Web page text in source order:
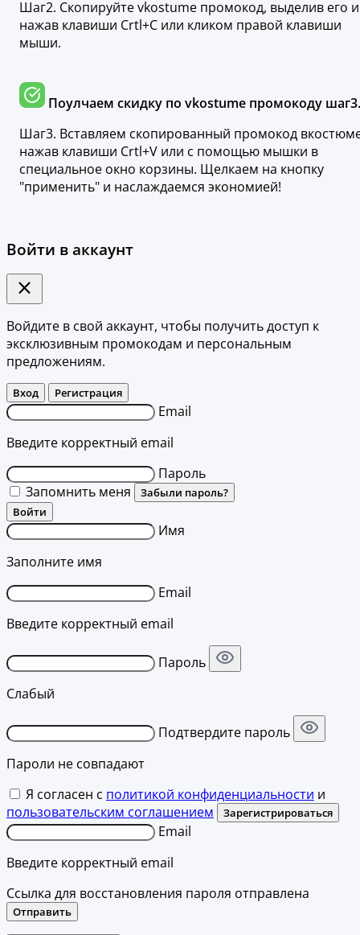
Шаг2. Скопируйте vkostume промокод, выделив его и
нажав клавиши Crtl+C или кликом правой клавиши
мыши.
Поулчаем скидку по vkostume промокоду шаг3.
Шаг3. Вставляем скопированный промокод
нажав клавиши Crtl+V или с помощью мышки в
специальное окно корзины. Щелкаем на кнопку
"применить" и наслаждаемся экономией!
Войти в аккаунт
Войдите в свой аккаунт, чтобы получить доступ к
эксклюзивным промокодам и персональным
предложениям.
Вход Регистрация
Email
Введите корректный email
Пароль
Запомнить меня
Забыли пароль?
Войти
Имя
Заполните имя
Email
Введите корректный email
Пароль
Слабый
Подтвердите пароль
Пароли не совпадают
Я согласен с политикой конфиденциальности и
пользовательским соглашением
Зарегистрироваться
Email
Введите корректный email
Ссылка для восстановления пароля отправлена
Отправить